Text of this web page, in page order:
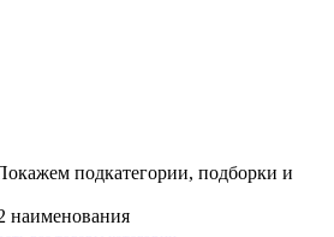
подкатегории, подборки и
наименования